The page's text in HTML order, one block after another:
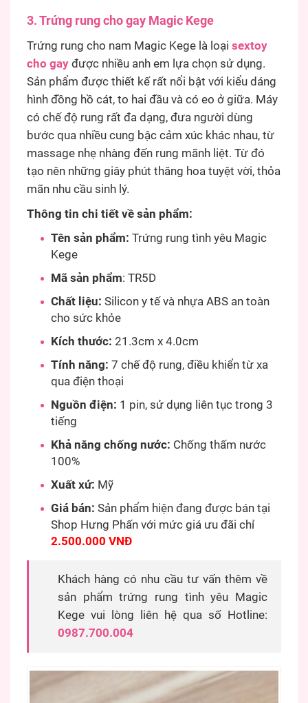
3. Trứng rung cho gay Magic Kege
Trứng rung cho nam Magic Kege là loại sextoy
cho gay được nhiều anh em lựa chọn sử dụng.
Sản phẩm được thiết kế rất nổi bật với kiểu dáng
hình đồng hồ cát, to hai đầu và có eo ở giữa. Máy
có chế độ rung rất đa dạng, đưa người dùng
bước qua nhiều cung bậc cảm xúc khác nhau, từ
massage nhẹ nhàng đến rung mãnh liệt. Từ đó
tạo nên những giây phút thăng hoa tuyệt vời, thỏa
mãn nhu cầu sinh lý.
Thông tin chi tiết về sản phẩm:
Tên sản phẩm: Trứng rung tình yêu Magic
Kege
Mã sản phẩm: TR5D
Chất liệu: Silicon y tế và nhựa ABS an toàn
cho sức khỏe
Kích thước: 21.3cm x 4.0cm
Tính năng: 7 chế độ rung, điều khiển từ xa
qua điện thoại
Nguồn điện: 1 pin, sử dụng liên tục trong 3
tiếng
Khả năng chống nước: Chống thấm nước
100%
Xuất xứ: Mỹ
Giá bán: Sản phẩm hiện đang được bán tại
Shop Hưng Phấn với mức giá ưu đãi chỉ
2.500.000 VNĐ
Khách hàng có nhu cầu tư vấn thêm về
sản phẩm trứng rung tình yêu Magic
Kege vui lòng liên hệ qua số Hotline:
0987.700.004